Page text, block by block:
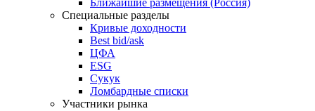
Ближайшие размещения (Россия)
Специальные разделы
Кривые доходности
Best bid/ask
ЦФА
ESG
Сукук
Ломбардные списки
Участники рынка